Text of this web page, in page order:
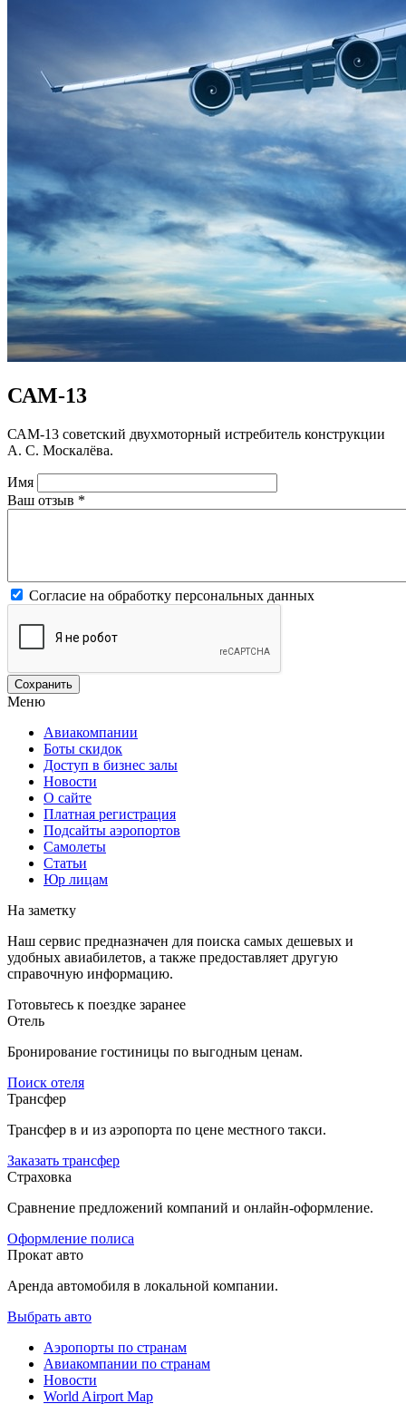
САМ-13
САМ-13 советский двухмоторный истребитель конструкции
А. С. Москалёва.
Имя
Ваш отзыв *
Согласие на обработку персональных данных
Меню
Авиакомпании
Боты скидок
Доступ в бизнес залы
Новости
О сайте
Платная регистрация
Подсайты аэропортов
Самолеты
Статьи
Юр лицам
На заметку
Наш сервис предназначен для поиска самых дешевых и
удобных авиабилетов, а также предоставляет другую
справочную информацию.
Готовьтесь к поездке заранее
Отель
Бронирование гостиницы по выгодным ценам.
Поиск отеля
Трансфер
Трансфер в и из аэропорта по цене местного такси.
Заказать трансфер
Страховка
Сравнение предложений компаний и онлайн-оформление.
Оформление полиса
Прокат авто
Аренда автомобиля в локальной компании.
Выбрать авто
Аэропорты по странам
Авиакомпании по странам
Новости
World Airport Map